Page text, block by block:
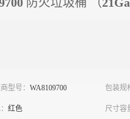
型号： WA8109700 包装规
红色 尺寸容